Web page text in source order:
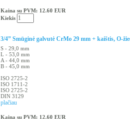
Kaina su PVM: 12.60 EUR
Kiekis
3/4” Smūginė galvutė CrMo 29 mm + kaištis, O-
S - 29,0 mm
L - 53,0 mm
A - 44,0 mm
B - 45,0 mm
ISO 2725-2
ISO 1711-2
ISO 2725-2
DIN 3129
plačiau
Kaina su PVM: 12.60 EUR